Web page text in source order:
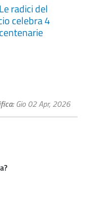
radici del
celebra 4
Gio 02 Apr, 2026